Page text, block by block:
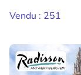
Vendu : 251